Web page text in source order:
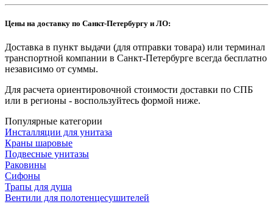
Цены на доставку по Санкт-Петербургу и ЛО:
Доставка в пункт выдачи (для отправки товара) или терминал
транспортной компании в Санкт-Петербурге всегда бесплатно
независимо от суммы.
Для расчета ориентировочной стоимости доставки по СПБ
или в регионы - воспользуйтесь формой ниже.
Популярные категории
Инсталляции для унитаза
Краны шаровые
Подвесные унитазы
Раковины
Сифоны
Трапы для душа
Вентили для полотенцесушителей